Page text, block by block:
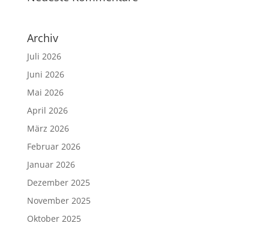
Archiv
Juli 2026
Juni 2026
Mai 2026
April 2026
März 2026
Februar 2026
Januar 2026
Dezember 2025
November 2025
Oktober 2025